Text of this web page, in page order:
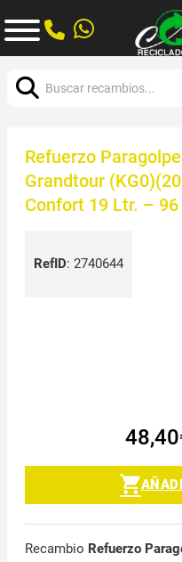
Refuerzo
Grandtour
Confort 19 Ltr. – 96
RefID: 2740644
48,40
Recambio Refuerzo